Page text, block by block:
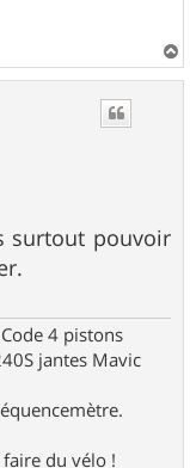
a
surtout pouvoir
4 pistons
jantes Mavic
du vélo !